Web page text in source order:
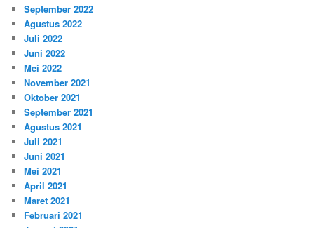
September 2022
Agustus 2022
Juli 2022
Juni 2022
Mei 2022
November 2021
Oktober 2021
September 2021
Agustus 2021
Juli 2021
Juni 2021
Mei 2021
April 2021
Maret 2021
Februari 2021